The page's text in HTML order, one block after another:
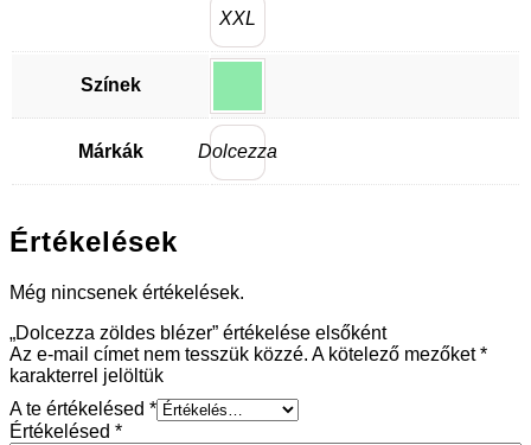
XXL
Színek
Márkák Dolcezza
Értékelések
Még nincsenek értékelések.
„Dolcezza zöldes blézer” értékelése elsőként
Az e-mail címet nem tesszük közzé. A kötelező mezőket*
karakterrel jelöltük
A te értékelésed *
Értékelésed *